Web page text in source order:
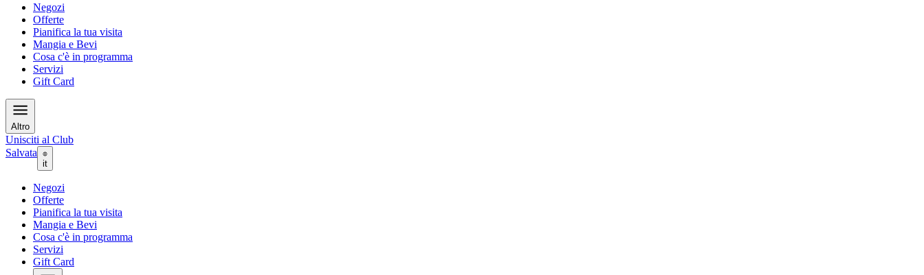
Negozi
Offerte
Pianifica la tua visita
Mangia e Bevi
Cosa c'è in programma
Servizi
Gift Card
Altro
Unisciti al Club
Salvata
it
Negozi
Offerte
Pianifica la tua visita
Mangia e Bevi
Cosa c'è in programma
Servizi
Gift Card